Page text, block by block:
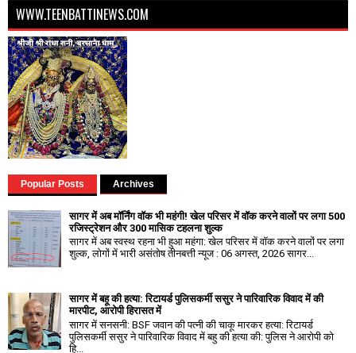
WWW.TEENBATTINEWS.COM
Popular Posts Archives
सागर में अब मॉर्निंग वॉक भी महंगी! खेल परिसर में वॉक करने वालों पर लगा ₹500
रजिस्ट्रेशन और ₹300 मासिक टहलना शुल्क
सागर में अब स्वस्थ रहना भी हुआ महंगा: खेल परिसर में वॉक करने वालों पर लगा
शुल्क, लोगों में भारी असंतोष तीनबत्ती न्यूज : 06 अगस्त, 2026 सागर...
सागर में बहू की हत्या: रिटायर्ड पुलिसकर्मी ससुर ने पारिवारिक विवाद में की
मारपीट, आरोपी हिरासत में
सागर में सनसनी: BSF जवान की पत्नी की चाकू मारकर हत्या: रिटायर्ड
पुलिसकर्मी ससुर ने पारिवारिक विवाद में बहु की हत्या की: पुलिस ने आरोपी को
हि...